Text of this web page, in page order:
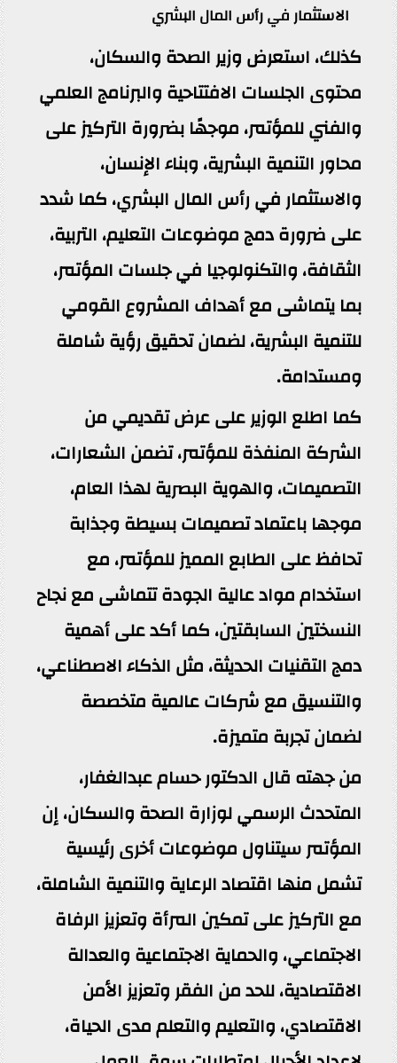
الاستثمار في رأس المال البشري
كذلك، استعرض وزير الصحة والسكان،
محتوى الجلسات الافتتاحية والبرنامج العلمي
والفني للمؤتمر، موجهًا بضرورة التركيز على
محاور التنمية البشرية، وبناء الإنسان،
والاستثمار في رأس المال البشري، كما شدد
على ضرورة دمج موضوعات التعليم، التربية،
الثقافة، والتكنولوجيا في جلسات المؤتمر،
بما يتماشى مع أهداف المشروع القومي
للتنمية البشرية، لضمان تحقيق رؤية شاملة
ومستدامة.
كما اطلع الوزير على عرض تقديمي من
الشركة المنفذة للمؤتمر، تضمن الشعارات،
التصميمات، والهوية البصرية لهذا العام،
موجها باعتماد تصميمات بسيطة وجذابة
تحافظ على الطابع المميز للمؤتمر، مع
استخدام مواد عالية الجودة تتماشى مع نجاح
النسختين السابقتين، كما أكد على أهمية
دمج التقنيات الحديثة، مثل الذكاء الاصطناعي،
والتنسيق مع شركات عالمية متخصصة
لضمان تجربة متميزة.
‎من جهته قال الدكتور حسام عبدالغفار،
المتحدث الرسمي لوزارة الصحة والسكان، إن
المؤتمر سيتناول موضوعات أخرى رئيسية
تشمل منها اقتصاد الرعاية والتنمية الشاملة،
مع التركيز على تمكين المرأة وتعزيز الرفاة
الاجتماعي، والحماية الاجتماعية والعدالة
الاقتصادية، للحد من الفقر وتعزيز الأمن
الاقتصادي، والتعليم والتعلم مدى الحياة،